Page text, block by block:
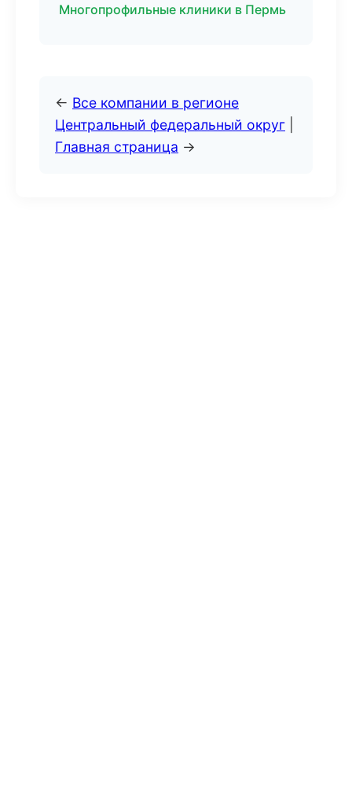
Многопрофильные клиники в Пермь
← Все компании в регионе
Центральный федеральный округ
Главная страница →